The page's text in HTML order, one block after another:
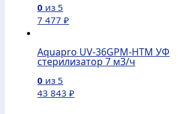
0 из 5
7 477 ₽
Aquapro UV-36GPM-HTM УФ
стерилизатор 7 м3/ч
0 из 5
43 843 ₽